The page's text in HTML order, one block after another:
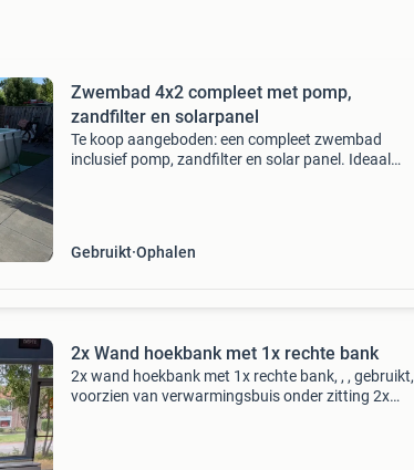
Zwembad 4x2 compleet met pomp,
zandfilter en solarpanel
Te koop aangeboden: een compleet zwembad
inclusief pomp, zandfilter en solar panel. Ideaal
Gebruikt Ophalen
2x Wand hoekbank met 1x rechte bank
2x wand hoekbank met 1x rechte bank, , , gebruikt,
voorzien van verwarmingsbuis onder zitting 2x